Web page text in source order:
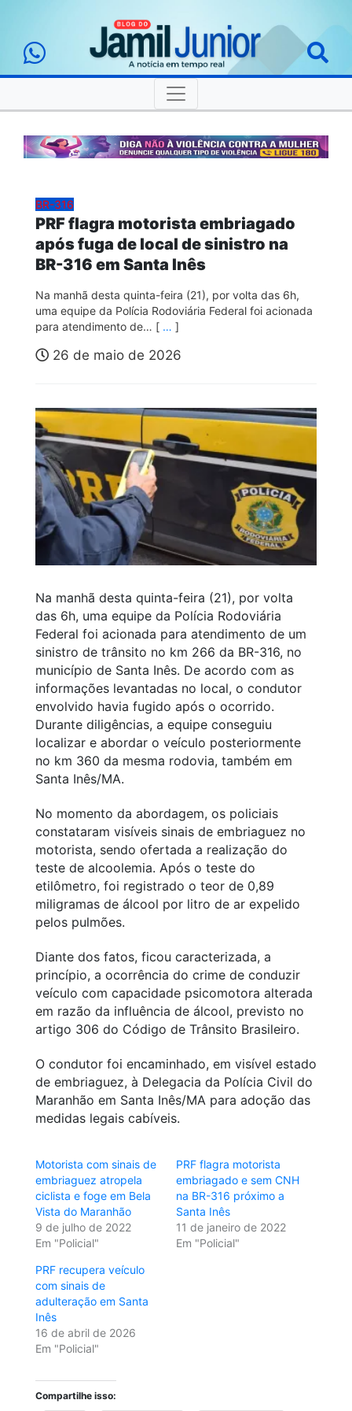
BR-316
PRF flagra motorista embriagado
após fuga de local de sinistro na
BR-316 em Santa Inês
Na manhã desta quinta-feira (21), por volta das 6h,
uma equipe da Polícia Rodoviária Federal foi acionada
para atendimento de… [ … ]
26 de maio de 2026
Na manhã desta quinta-feira (21), por volta
das 6h, uma equipe da Polícia Rodoviária
Federal foi acionada para atendimento de um
sinistro de trânsito no km 266 da BR-316, no
município de Santa Inês. De acordo com as
informações levantadas no local, o condutor
envolvido havia fugido após o ocorrido.
Durante diligências, a equipe conseguiu
localizar e abordar o veículo posteriormente
no km 360 da mesma rodovia, também em
Santa Inês/MA.
No momento da abordagem, os policiais
constataram visíveis sinais de embriaguez no
motorista, sendo ofertada a realização do
teste de alcoolemia. Após o teste do
etilômetro, foi registrado o teor de 0,89
miligramas de álcool por litro de ar expelido
pelos pulmões.
Diante dos fatos, ficou caracterizada, a
princípio, a ocorrência do crime de conduzir
veículo com capacidade psicomotora alterada
em razão da influência de álcool, previsto no
artigo 306 do Código de Trânsito Brasileiro.
O condutor foi encaminhado, em visível estado
de embriaguez, à Delegacia da Polícia Civil do
Maranhão em Santa Inês/MA para adoção das
medidas legais cabíveis.
Motorista com sinais de
embriaguez atropela
ciclista e foge em Bela
Vista do Maranhão
9 de julho de 2022
Em "Policial"
PRF flagra motorista
embriagado e sem CNH
na BR-316 próximo a
Santa Inês
11 de janeiro de 2022
Em "Policial"
PRF recupera veículo
com sinais de
adulteração em Santa
Inês
16 de abril de 2026
Em "Policial"
Compartilhe isso: